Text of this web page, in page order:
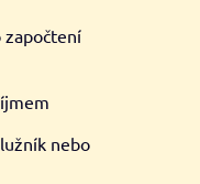
započtení
nebo